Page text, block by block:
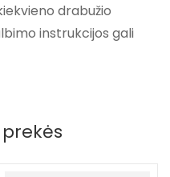
drabužio
instrukcijos gali